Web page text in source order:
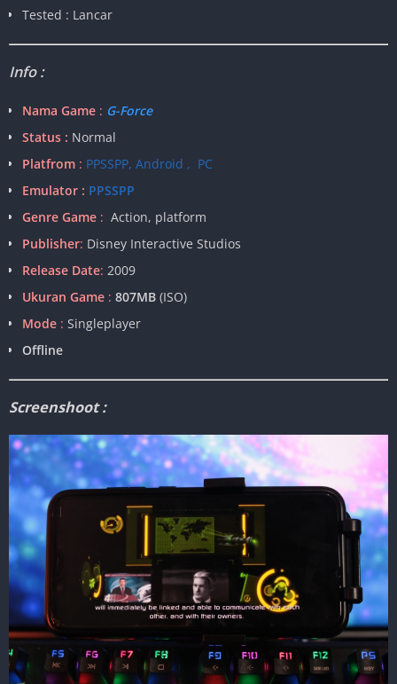
Tested : Lancar
Info :
Nama Game : G-Force
Status : Normal
Platfrom : PPSSPP, Android , PC
Emulator : PPSSPP
Genre Game : Action, platform
Publisher: Disney Interactive Studios
Release Date: 2009
Ukuran Game : 807MB (ISO)
Mode : Singleplayer
Offline
Screenshoot :